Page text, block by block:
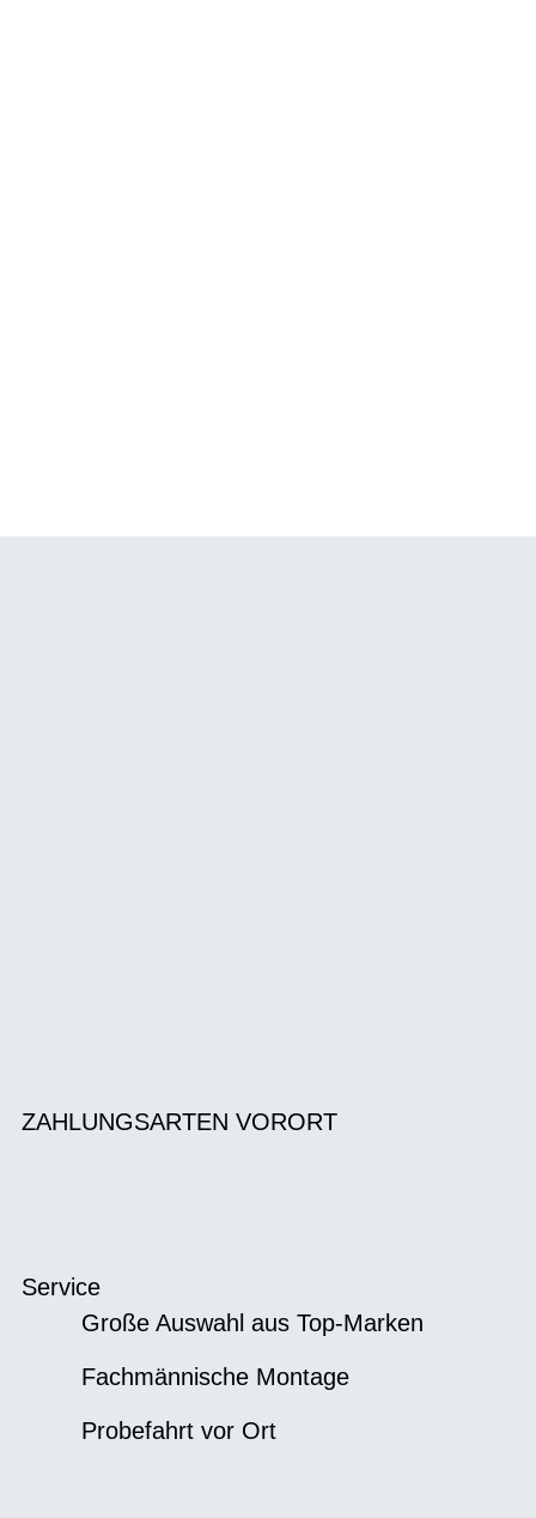
ZAHLUNGSARTEN VORORT
Service
Große Auswahl aus Top-Marken
Fachmännische Montage
Probefahrt vor Ort